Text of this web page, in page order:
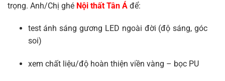
trọng. Anh/Chị ghé Nội thất Tân Á để:
test ánh sáng gương LED ngoài đời (độ sáng, góc
soi)
xem chất liệu/độ hoàn thiện viền vàng – bọc PU